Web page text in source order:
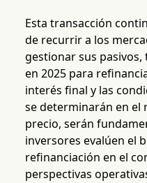
Esta transacción
de recurrir a los
gestionar sus
en 2025 para
interés final y las
se determinarán en el
precio, serán
inversores evalúen el
refinanciación en el
perspectivas